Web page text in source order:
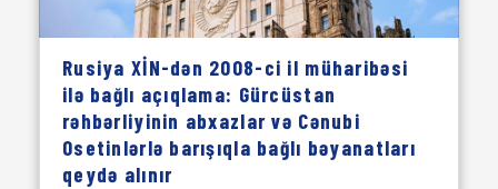
Rusiya XİN-dən 2008-ci il müharibəsi
ilə bağlı açıqlama: Gürcüstan
rəhbərliyinin abxazlar və Cənubi
Osetinlərlə barışıqla bağlı bəyanatları
qeydə alınır